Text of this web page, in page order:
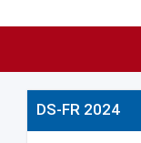
DS-FR 2024